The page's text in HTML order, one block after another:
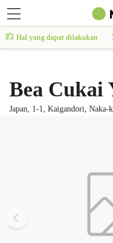
Hal yang dapat dilakukan
Bea Cukai
Japan, 1-1, Kaigandori, Naka-